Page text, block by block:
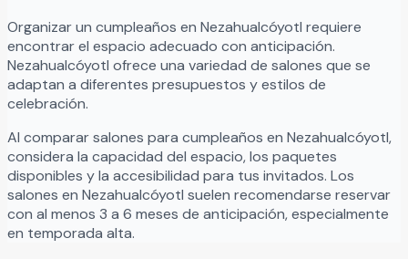
Organizarun cumpleaños en Nezahualcóyotl requiere
encontrar el espacio adecuado con anticipación.
Nezahualcóyotl ofrece una variedad de salones que se
adaptan a diferentes presupuestos y estilos de
celebración.
Al comparar salones para cumpleaños en Nezahualcóyotl,
considera la capacidad del espacio, los paquetes
disponibles y la accesibilidad para tus invitados. Los
salones en Nezahualcóyotl suelen recomendarse reservar
con al menos 3 a 6 meses de anticipación, especialmente
en temporada alta.